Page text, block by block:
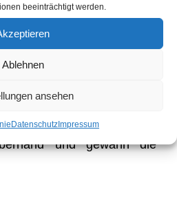
beeinträchtigt werden.
Ablehnen
ansehen
Datenschutz Impressum
ging bereits nach zwei
Faulde gewann sein Einzel
Einzel in drei Sätzen
jedoch behielt der
und gewann die